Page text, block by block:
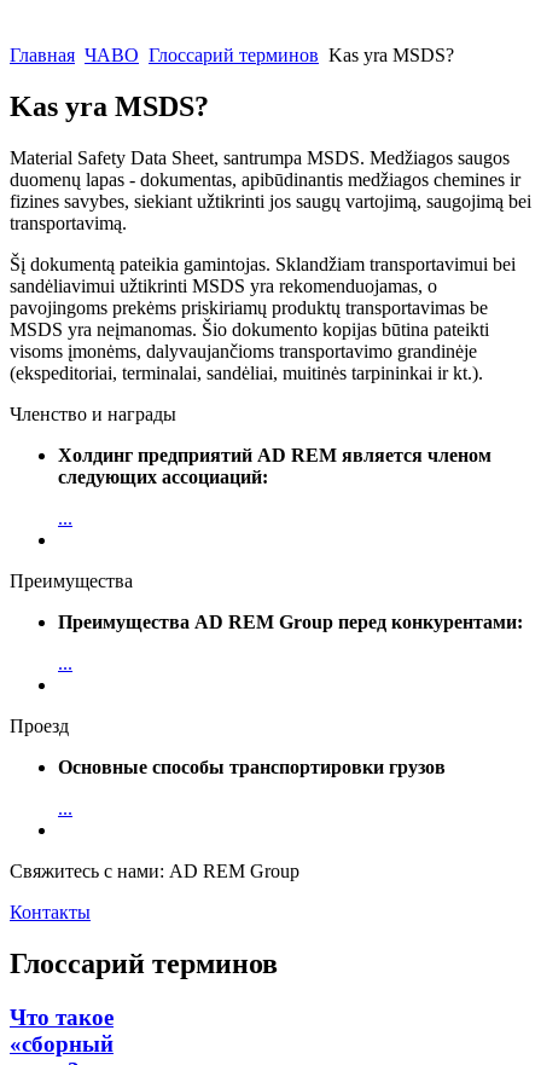
Главная ЧАВО Глоссарий терминов Kas yra MSDS?
Kas yra MSDS?
Material Safety Data Sheet, santrumpa MSDS. Medžiagos saugos
duomenų lapas - dokumentas, apibūdinantis medžiagos chemines ir
fizines savybes, siekiant užtikrinti jos saugų vartojimą, saugojimą bei
transportavimą.
Šį dokumentą pateikia gamintojas. Sklandžiam transportavimui bei
sandėliavimui užtikrinti MSDS yra rekomenduojamas, o
pavojingoms prekėms priskiriamų produktų transportavimas be
MSDS yra neįmanomas. Šio dokumento kopijas būtina pateikti
visoms įmonėms, dalyvaujančioms transportavimo grandinėje
(ekspeditoriai, terminalai, sandėliai, muitinės tarpininkai ir kt.).
Членство и награды
Холдинг предприятий AD REM является членом
следующих ассоциаций:
...
Преимущества
Преимущества AD REM Group перед конкурентами:
...
Проезд
Основные способы транспортировки грузов
...
Свяжитесь с нами: AD REM Group
Контакты
Глоссарий терминов
Что такое
«сборный